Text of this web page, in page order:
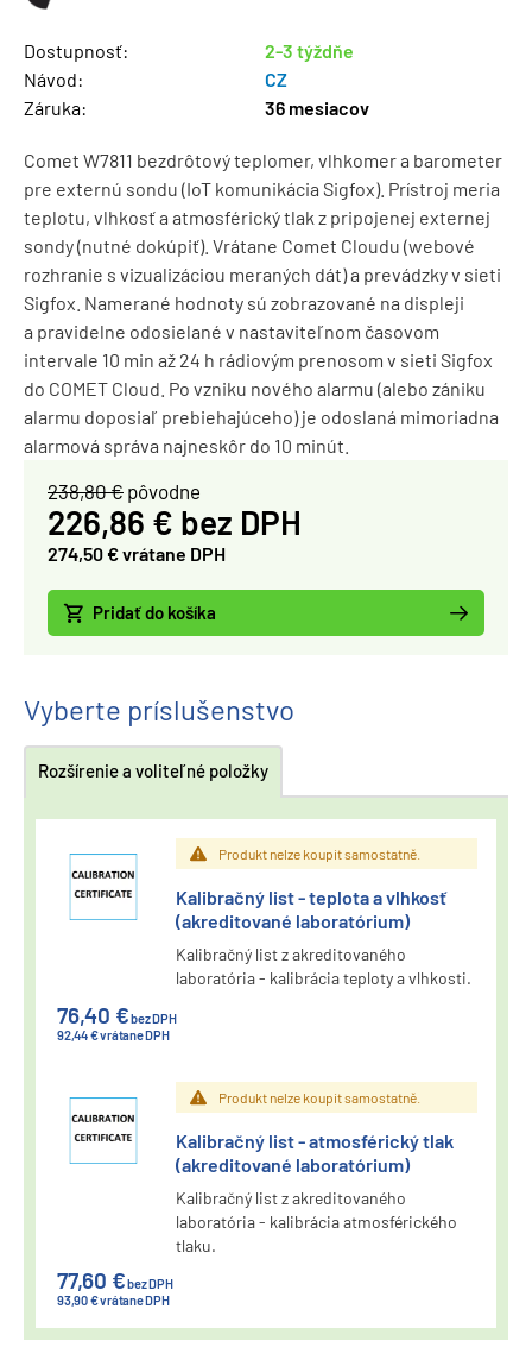
Dostupnosť:
2-3 týždňe
Návod:
CZ
Záruka:
36 mesiacov
Comet W7811 bezdrôtový teplomer, vlhkomer a barometer
pre externú sondu (IoT komunikácia Sigfox). Prístroj meria
teplotu, vlhkosť a atmosférický tlak z pripojenej externej
sondy (nutné dokúpiť). Vrátane Comet Cloudu (webové
rozhranie s vizualizáciou meraných dát) a prevádzky v sieti
Sigfox. Namerané hodnoty sú zobrazované na displeji
a pravidelne odosielané v nastaviteľnom časovom
intervale 10 min až 24 h rádiovým prenosom v sieti Sigfox
do COMET Cloud. Po vzniku nového alarmu (alebo zániku
alarmu doposiaľ prebiehajúceho) je odoslaná mimoriadna
alarmová správa najneskôr do 10 minút.
238,80 € pôvodne
226,86 € bez DPH
274,50 € vrátane DPH
Pridať do košíka
Vyberte príslušenstvo
Rozšírenie a voliteľné položky
Produkt nelze koupit samostatně.
Kalibračný list - teplota a vlhkosť
(akreditované laboratórium)
Kalibračný list z akreditovaného
laboratória - kalibrácia teploty a vlhkosti.
76,40 €bez DPH
92,44 € vrátane DPH
Produkt nelze koupit samostatně.
Kalibračný list - atmosférický tlak
(akreditované laboratórium)
Kalibračný list z akreditovaného
laboratória - kalibrácia atmosférického
tlaku.
77,60 €bez DPH
93,90 € vrátane DPH